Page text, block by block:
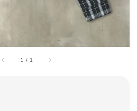
1 / 1